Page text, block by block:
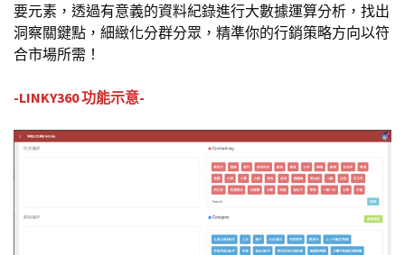
要元素，透過有意義的資料紀錄進行大數據運算分析，找出
洞察關鍵點，細緻化分群分眾，精準你的行銷策略方向以符
合市場所需！
-LINKY360 功能示意-